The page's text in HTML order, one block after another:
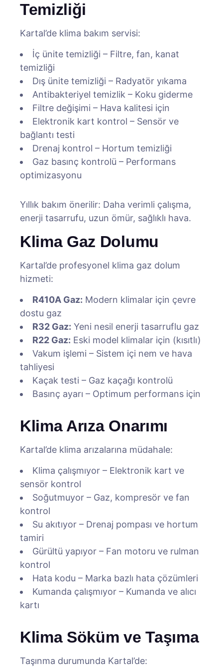
Temizliği
Kartal’de klima bakım servisi:
İç ünite temizliği – Filtre, fan, kanat
temizliği
Dış ünite temizliği – Radyatör yıkama
Antibakteriyel temizlik – Koku giderme
Filtre değişimi – Hava kalitesi için
Elektronik kart kontrol – Sensör ve
bağlantı testi
Drenaj kontrol – Hortum temizliği
Gaz basınç kontrolü – Performans
optimizasyonu
Yıllık bakım önerilir: Daha verimli çalışma,
enerji tasarrufu, uzun ömür, sağlıklı hava.
Klima Gaz Dolumu
Kartal’de profesyonel klima gaz dolum
hizmeti:
R410A Gaz: Modern klimalar için çevre
dostu gaz
R32 Gaz: Yeni nesil enerji tasarruflu gaz
R22 Gaz: Eski model klimalar için (kısıtlı)
Vakum işlemi – Sistem içi nem ve hava
tahliyesi
Kaçak testi – Gaz kaçağı kontrolü
Basınç ayarı – Optimum performans için
Klima Arıza Onarımı
Kartal’de klima arızalarına müdahale:
Klima çalışmıyor – Elektronik kart ve
sensör kontrol
Soğutmuyor – Gaz, kompresör ve fan
kontrol
Su akıtıyor – Drenaj pompası ve hortum
tamiri
Gürültü yapıyor – Fan motoru ve rulman
kontrol
Hata kodu – Marka bazlı hata çözümleri
Kumanda çalışmıyor – Kumanda ve alıcı
kartı
Klima Söküm ve Taşıma
Taşınma durumunda Kartal’de: